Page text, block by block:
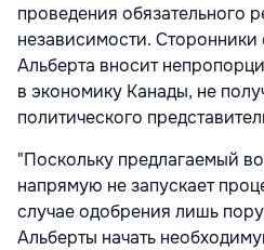
проведения обязательного
независимости. Сторонники
Альберта вносит
в экономику Канады, не
политического
"Поскольку предлагаемый
напрямую не запускает
случае одобрения лишь
Альберты начать